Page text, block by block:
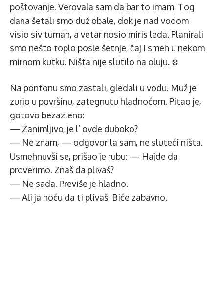
poštovanje. Verovala sam da bar to imam. Tog
dana šetali smo duž obale, dok je nad vodom
visio siv tuman, a vetar nosio miris leda. Planirali
smo nešto toplo posle šetnje, čaj i smeh u nekom
mirnom kutku. Ništa nije slutilo na oluju. ❄️
Na pontonu smo zastali, gledali u vodu. Muž je
zurio u površinu, zategnutu hladnoćom. Pitao je,
gotovo bezazleno:
— Zanimljivo, je l’ ovde duboko?
— Ne znam, — odgovorila sam, ne sluteći ništa.
Usmehnuvši se, prišao je rubu: — Hajde da
proverimo. Znaš da plivaš?
— Ne sada. Previše je hladno.
— Ali ja hoću da ti plivaš. Biće zabavno.